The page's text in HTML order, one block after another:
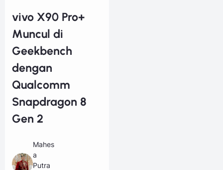
vivo X90 Pro+
Muncul di
Geekbench
dengan
Qualcomm
Snapdragon 8
Gen 2
Mahes
a
Putra